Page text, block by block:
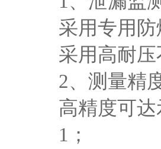
采用专用
采用高耐
2、测量精
高精度可达
1；